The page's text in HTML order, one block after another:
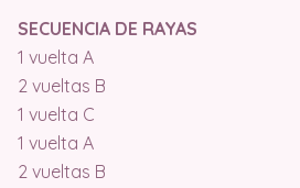
SECUENCIA DE RAYAS
1 vuelta A
2 vueltas B
1 vuelta C
1 vuelta A
2 vueltas B